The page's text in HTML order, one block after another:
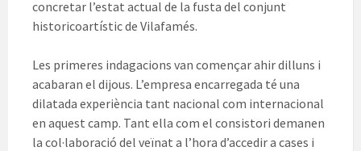
concretar l’estat actual de la fusta del conjunt
historicoartístic de Vilafamés.
Les primeres indagacions van començar ahir dilluns i
acabaran el dijous. L’empresa encarregada té una
dilatada experiència tant nacional com internacional
en aquest camp. Tant ella com el consistori demanen
la col·laboració del veïnat a l’hora d’accedir a cases i